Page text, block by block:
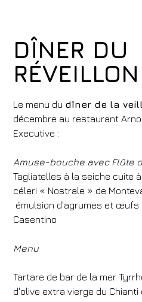
DÎNER DU
Le menu du dîner de la
décembre au restaurant
Executive :
Amuse-bouche avec Flûte
Tagliatelles à la seiche cuite
céleri « Nostrale » de
émulsion d'agrumes et œufs
Casentino
Menu
Tartare de bar de la mer
d'olive extra vierge du